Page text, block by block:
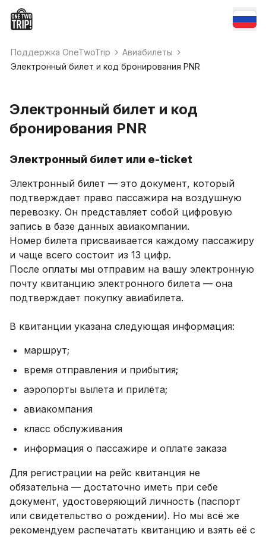
Поддержка OneTwoTrip
Авиабилеты
Электронный билет и код бронирования PNR
Электронный билет и код
бронирования PNR
Электронный билет или e-ticket
Электронный билет — это документ, который
подтверждает право пассажира на воздушную
перевозку. Он представляет собой цифровую
запись в базе данных авиакомпании.
Номер билета присваивается каждому пассажиру
и чаще всего состоит из 13 цифр.
После оплаты мы отправим на вашу электронную
почту квитанцию электронного билета — она
подтверждает покупку авиабилета.
В квитанции указана следующая информация:
маршрут;
время отправления и прибытия;
аэропорты вылета и прилёта;
авиакомпания
класс обслуживания
информация о пассажире и оплате заказа
Для регистрации на рейс квитанция не
обязательна — достаточно иметь при себе
документ, удостоверяющий личность (паспорт
или свидетельство о рождении). Но мы всё же
рекомендуем распечатать квитанцию и взять её с